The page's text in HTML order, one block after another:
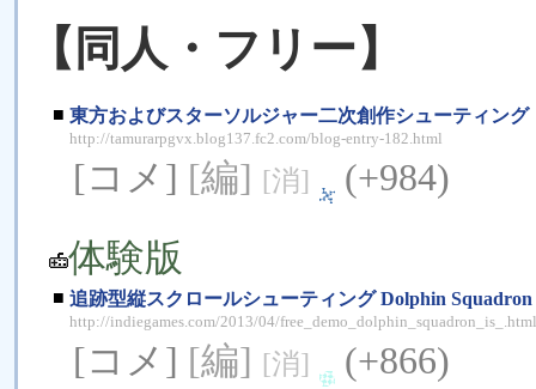
【同人・フリー】
■ 東方およびスターソルジャー二次創作シューティン
http://tamurarpgvx.blog137.fc2.com/blog-entry-182.html
[コメ] [編] [消]
(+984)
体験版
■ 追跡型縦スクロールシューティング Dolphin Squadron
http://indiegames.com/2013/04/free_demo_dolphin_squadron_is_.html
[コメ] [編] [消] (+866)